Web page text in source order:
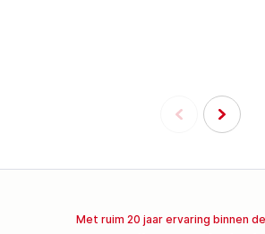
Met ruim 20 jaar ervaring binnen